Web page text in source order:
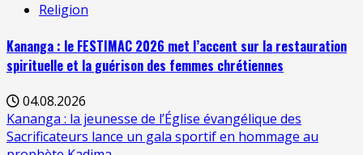
Religion
Kananga : le FESTIMAC 2026 met l’accent sur la restauration
spirituelle et la guérison des femmes chrétiennes
04.08.2026
Kananga : la jeunesse de l’Église évangélique des
Sacrificateurs lance un gala sportif en hommage au